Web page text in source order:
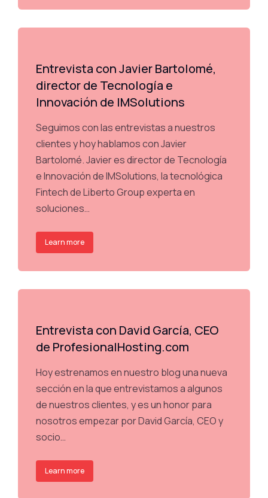
Entrevista con Javier Bartolomé,
director de Tecnología e
Innovación de IMSolutions
Seguimos con las entrevistas a nuestros
clientes y hoy hablamos con Javier
Bartolomé. Javier es director de Tecnología
e Innovación de IMSolutions, la tecnológica
Fintech de Liberto Group experta en
soluciones…
Learn more
Entrevista con David García, CEO
de ProfesionalHosting.com
Hoy estrenamos en nuestro blog una nueva
sección en la que entrevistamos a algunos
de nuestros clientes, y es un honor para
nosotros empezar por David García, CEO y
socio…
Learn more